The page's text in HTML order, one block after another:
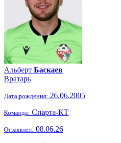
Альберт Баскаев
Вратарь
Дата рождения: 26.06.2005
Команда: Спарта-КТ
Отзаявлен: 08.06.26